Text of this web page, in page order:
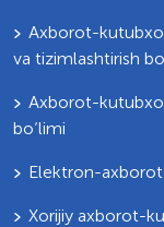
Axborot-
va tizimlashtirish
Axborot-
bo‘limi
Elektron-axborot
Xorijiy axborot-